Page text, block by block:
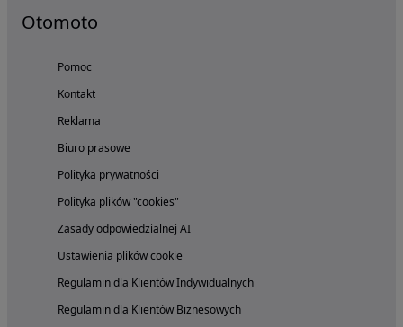
Otomoto
Pomoc
Kontakt
Reklama
Biuro prasowe
Polityka prywatności
Polityka plików "cookies"
Zasady odpowiedzialnej AI
Ustawienia plików cookie
Regulamin dla Klientów Indywidualnych
Regulamin dla Klientów Biznesowych